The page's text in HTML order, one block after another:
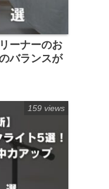
ーナーのお
バランスが
159 views